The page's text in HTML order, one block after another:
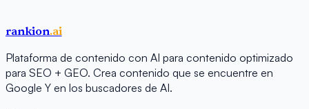
rankion.ai
Plataforma de contenido con AI para contenido optimizado
para SEO + GEO. Crea contenido que se encuentre en
Google Y en los buscadores de AI.